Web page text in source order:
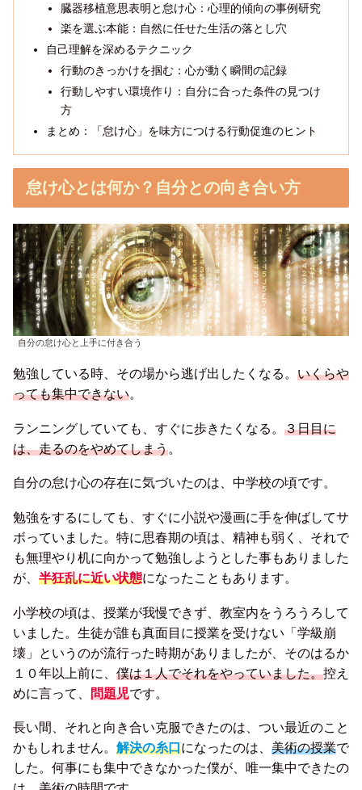
臓器移植意思表明と怠け心：心理的傾向の事例研究
楽を選ぶ本能：自然に任せた生活の落とし穴
自己理解を深めるテクニック
行動のきっかけを掴む：心が動く瞬間の記録
行動しやすい環境作り：自分に合った条件の見つけ
方
まとめ：「怠け心」を味方につける行動促進のヒント
怠け心とは何か？自分との向き合い方
自分の怠け心と上手に付き合う
勉強している時、その場から逃げ出したくなる。 いくらや
っても集中できない。
ランニングしていても、すぐに歩きたくなる。 ３日目に
は、走るのをやめてしまう。
自分の怠け心の存在に気づいたのは、中学校の頃です。
勉強をするにしても、すぐに小説や漫画に手を伸ばしてサ
ボっていました。特に思春期の頃は、精神も弱く、それで
も無理やり机に向かって勉強しようとした事もありました
が、 半狂乱に近い状態になったこともあります。
小学校の頃は、授業が我慢できず、教室内をうろうろして
いました。生徒が誰も真面目に授業を受けない「学級崩
壊」というのが流行った時期がありましたが、そのはるか
１０年以上前に、 僕は１人でそれをやっていました。控え
めに言って、 問題児です。
長い間、それと向き合い克服できたのは、つい最近のこと
かもしれません。 解決の糸口になったのは、 美術の授業で
した。何事にも集中できなかった僕が、唯一集中できたの